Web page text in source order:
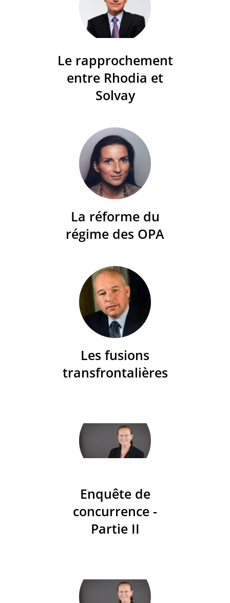
Le rapprochement
entre Rhodia et
Solvay
La réforme du
régime des OPA
Les fusions
transfrontalières
Enquête de
concurrence -
Partie II